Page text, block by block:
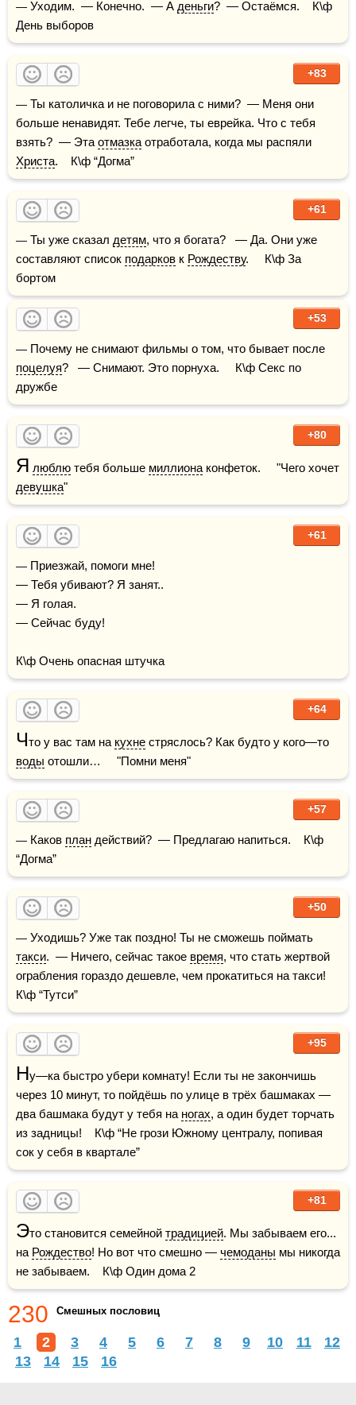
— Уходим.  — Конечно.  — А деньги?  — Остаёмся.    К\ф
День выборов
+83
— Ты католичка и не поговорила с ними?  — Меня они
больше ненавидят. Тебе легче, ты еврейка. Что с тебя
взять?  — Эта отмазка
Христа.    К\ф “Догма”
+61
— Ты уже сказал детям, что я богата?   — Да. Они уже
составляют список подарков к Рождеству.     К\ф За
бортом
+53
поцелуя?   — Снимают. Это порнуха.     К\ф Секс по
дружбе
+80
Я люблю тебя больше миллиона
девушка"
+61
— Приезжай, помоги мне!
— Тебя убивают? Я занят..
— Я голая.
— Сейчас буду!
К\ф Очень опасная штучка
+64
Что у вас там на кухне
воды отошли…     "Помни меня"
+57
— Каков план действий?  — Предлагаю напиться.    К\ф
“Догма”
+50
такси.  — Ничего, сейчас такое время, что стать жертвой
ограбления гораздо дешевле, чем прокатиться на такси!
К\ф “Тутси”
+95
Ну—ка быстро убери комнату! Если ты не закончишь
через 10 минут, то пойдёшь по улице в трёх башмаках —
два башмака будут у тебя на ногах, а один будет торчать
из задницы!    К\ф “Не грози Южному централу, попивая
сок у себя в квартале”
+81
Это становится семейной традицией. Мы забываем его...
на Рождество! Но вот что смешно — чемоданы мы никогда
не забываем.    К\ф Один дома 2
230 Смешных пословиц
1 2 3 4 5 6 7 8 9 10 11
12
13
14 15 16